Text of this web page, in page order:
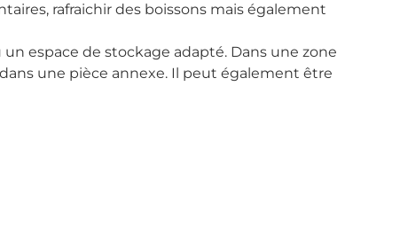
rafraichir des boissons mais également
espace de stockage adapté. Dans une zone
une pièce annexe. Il peut également être